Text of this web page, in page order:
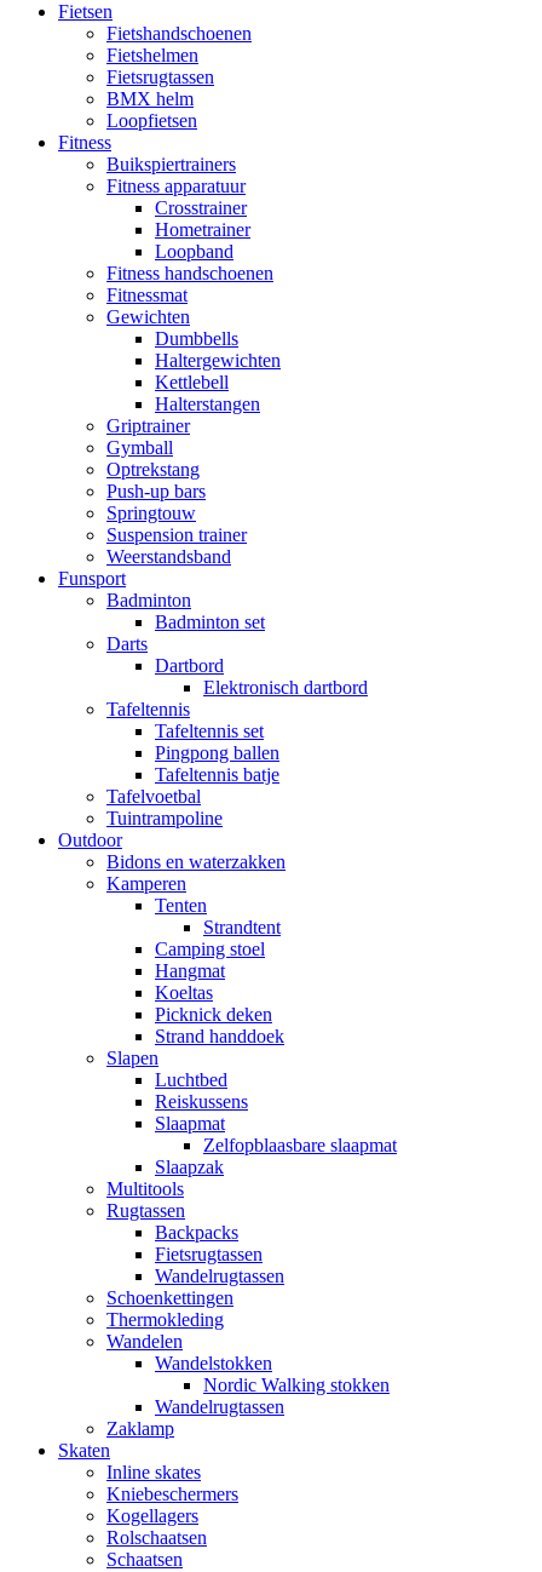
Fietsen
Fietshandschoenen
Fietshelmen
Fietsrugtassen
BMX helm
Loopfietsen
Fitness
Buikspiertrainers
Fitness apparatuur
Crosstrainer
Hometrainer
Loopband
Fitness handschoenen
Fitnessmat
Gewichten
Dumbbells
Haltergewichten
Kettlebell
Halterstangen
Griptrainer
Gymball
Optrekstang
Push-up bars
Springtouw
Suspension trainer
Weerstandsband
Funsport
Badminton
Badminton set
Darts
Dartbord
Elektronisch dartbord
Tafeltennis
Tafeltennis set
Pingpong ballen
Tafeltennis batje
Tafelvoetbal
Tuintrampoline
Outdoor
Bidons en waterzakken
Kamperen
Tenten
Strandtent
Camping stoel
Hangmat
Koeltas
Picknick deken
Strand handdoek
Slapen
Luchtbed
Reiskussens
Slaapmat
Zelfopblaasbare slaapmat
Slaapzak
Multitools
Rugtassen
Backpacks
Fietsrugtassen
Wandelrugtassen
Schoenkettingen
Thermokleding
Wandelen
Wandelstokken
Nordic Walking stokken
Wandelrugtassen
Zaklamp
Skaten
Inline skates
Kniebeschermers
Kogellagers
Rolschaatsen
Schaatsen